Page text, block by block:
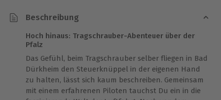
Beschreibung
Hoch hinaus: Tragschrauber-Abenteuer über der
Pfalz
Das Gefühl, beim Tragschrauber selber fliegen in Bad
Dürkheim den Steuerknüppel in der eigenen Hand
zu halten, lässt sich kaum beschreiben. Gemeinsam
mit einem erfahrenen Piloten tauchst Du ein in die